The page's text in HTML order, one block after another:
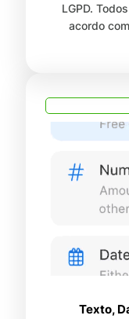
LGPD.
acordo
Texto,